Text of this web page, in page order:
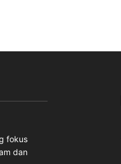
fokus
dan